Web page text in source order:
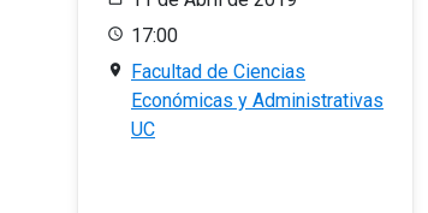
17:00
Facultad de Ciencias
Económicas y Administrativas
UC